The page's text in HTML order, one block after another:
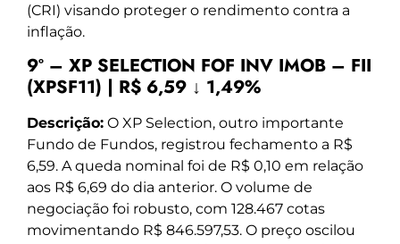
(CRI) visando proteger o rendimento contra a
inflação.
9º – XP SELECTION FOF INV IMOB – FII
(XPSF11) | R$ 6,59 ↓ 1,49%
Descrição: O XP Selection, outro importante
Fundo de Fundos, registrou fechamento a R$
6,59. A queda nominal foi de R$ 0,10 em relação
aos R$ 6,69 do dia anterior. O volume de
negociação foi robusto, com 128.467 cotas
movimentando R$ 846.597,53. O preço oscilou